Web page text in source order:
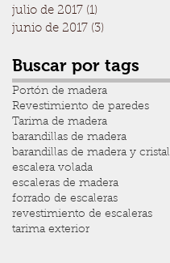
julio de 2017 (1)
junio de 2017 (3)
Buscar por tags
Portón de madera
Revestimiento de paredes
Tarima de madera
barandillas de madera
barandillas de madera y cristal
escalera volada
escaleras de madera
forrado de escaleras
revestimiento de escaleras
tarima exterior